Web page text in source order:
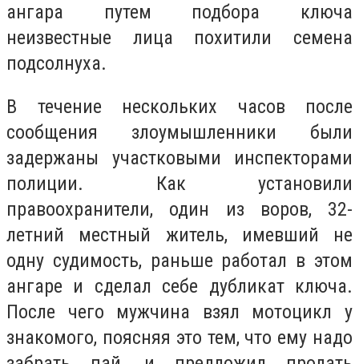
ангара путем подбора ключа
неизвестные лица похитили семена
подсолнуха.
В течение нескольких часов после
сообщения злоумышленники были
задержаны участковыми инспекторами
полиции. Как установили
правоохранители, один из воров, 32-
летний местный житель, имевший не
одну судимость, раньше работал в этом
ангаре и сделал себе дубликат ключа.
После чего мужчина взял мотоцикл у
знакомого, поясняя это тем, что ему надо